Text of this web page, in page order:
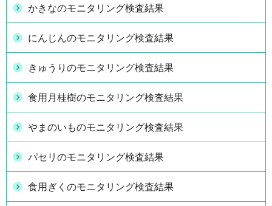
かきなのモニタリング検査結果
にんじんのモニタリング検査結果
きゅうりのモニタリング検査結果
食用月桂樹のモニタリング検査結果
やまのいものモニタリング検査結果
パセリのモニタリング検査結果
食用ぎくのモニタリング検査結果